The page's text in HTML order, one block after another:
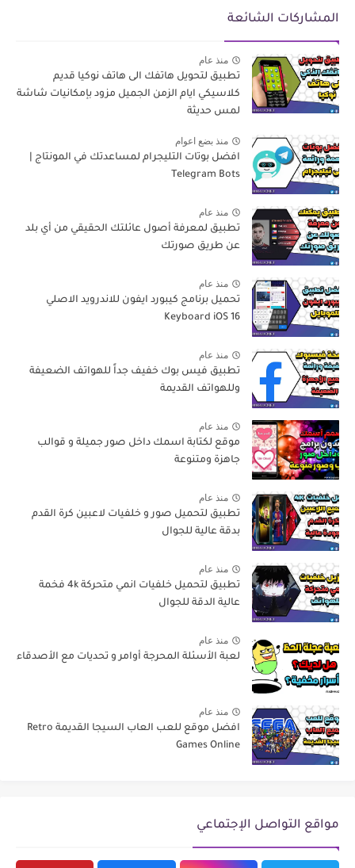
المشاركات الشائعة
منذ عام
تطبيق لتحويل هاتفك الى هاتف نوكيا قديم
كلاسيكي ايام الزمن الجميل مزود بإمكانيات شاشة
لمس حديثة
منذ بضع اعوام
افضل بوتات التليجرام لمساعدتك في المونتاج |
Telegram Bots
منذ عام
تطبيق لمعرفة أصول عائلتك الحقيقي من أي بلد
عن طريق صورتك
منذ عام
تحميل برنامج كيبورد ايفون للاندرويد الاصلي
Keyboard iOS 16
منذ عام
تطبيق فيس بوك خفيف جداً للهواتف الضعيفة
وللهواتف القديمة
منذ عام
موقع لكتابة اسمك داخل صور جميلة و قوالب
جاهزة ومتنوعة
منذ عام
تطبيق لتحميل صور و خلفيات لاعبين كرة القدم
بدقة عالية للجوال
منذ عام
تطبيق لتحميل خلفيات انمي متحركة 4k فخمة
عالية الدقة للجوال
منذ عام
لعبة الأسئلة المحرجة أوامر و تحديات مع الأصدقاء
منذ عام
افضل موقع للعب العاب السيجا القديمة Retro
Games Online
مواقع التواصل الإجتماعي